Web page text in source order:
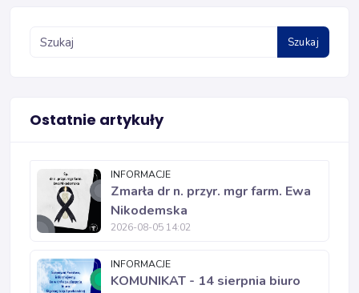
Szukaj
Ostatnie artykuły
INFORMACJE
Zmarła dr n. przyr. mgr farm. Ewa
Nikodemska
2026-08-05 14:02
INFORMACJE
KOMUNIKAT - 14 sierpnia biuro